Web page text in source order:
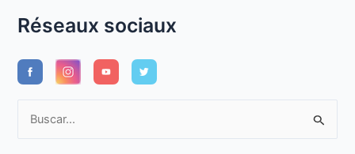
Réseaux sociaux